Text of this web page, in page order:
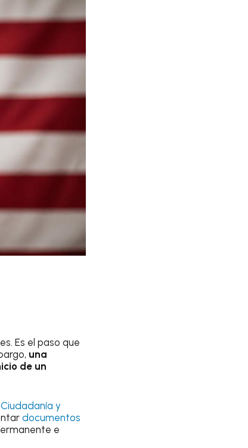
Es el paso que
una
de un
y
documentos
e